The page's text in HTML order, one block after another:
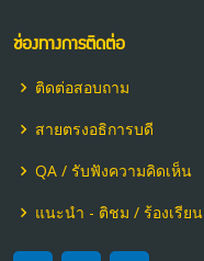
ช่องทางการติดต่อ
ติดต่อสอบถาม
สายตรงอธิการบดี
QA / รับฟังความคิดเห็น
แนะนำ - ติชม / ร้องเรียน